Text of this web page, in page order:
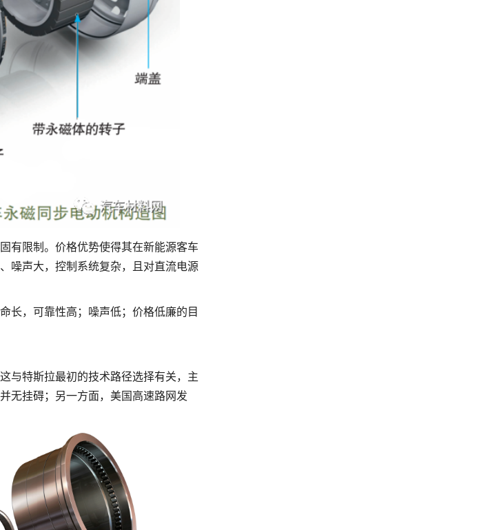
有限制。价格优势使得其在新能源客车
噪声大，控制系统复杂，且对直流电源
长，可靠性高；噪声低；价格低廉的目
与特斯拉最初的技术路径选择有关，主
无挂碍；另一方面，美国高速路网发